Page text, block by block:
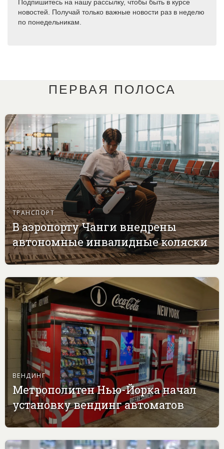
Подпишитесь на нашу рассылку, чтобы быть в курсе
новостей. Получай только важные новости раз в неделю
по понедельникам.
ПЕРВАЯ ПОЛОСА
ТРАНСПОРТ
В аэропорту Чанги внедрены
автономные инвалидные коляски
ВЕНДИНГ
Метрополитен Нью-Йорка начал
установку вендинг автоматов